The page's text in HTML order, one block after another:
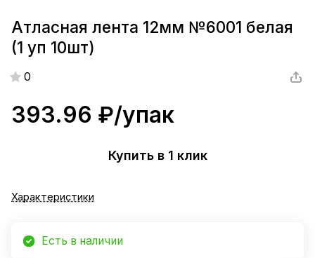
Атласная лента 12мм №6001 белая
(1 уп 10шт)
0
393.96 ₽/упак
Купить в 1 клик
Характеристики
Есть в наличии